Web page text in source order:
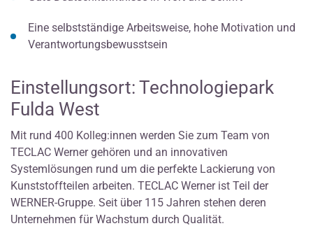
Eine selbstständige Arbeitsweise, hohe Motivation und
Verantwortungsbewusstsein
Einstellungsort: Technologiepark
Fulda West
Mit rund 400 Kolleg:innen werden Sie zum Team von
TECLAC Werner gehören und an innovativen
Systemlösungen rund um die perfekte Lackierung von
Kunststoffteilen arbeiten. TECLAC Werner ist Teil der
WERNER-Gruppe. Seit über 115 Jahren stehen deren
Unternehmen für Wachstum durch Qualität.